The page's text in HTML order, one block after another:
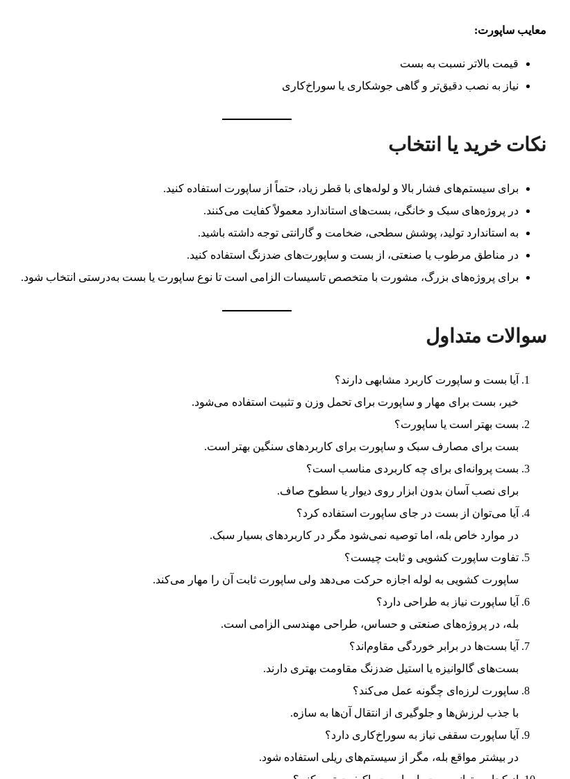
معایب ساپورت:
قیمت بالاتر نسبت به بست
نیاز به نصب دقیق‌تر و گاهی جوشکاری یا سوراخ‌کاری
نکات خرید یا انتخاب
برای سیستم‌های فشار بالا و لوله‌های با قطر زیاد، حتماً از ساپورت استفاده کنید.
در پروژه‌های سبک و خانگی، بست‌های استاندارد معمولاً کفایت می‌کنند.
به استاندارد تولید، پوشش سطحی، ضخامت و گارانتی توجه داشته باشید.
در مناطق مرطوب یا صنعتی، از بست و ساپورت‌های ضدزنگ استفاده کنید.
برای پروژه‌های بزرگ، مشورت با متخصص تاسیسات الزامی است تا نوع ساپورت یا بست به‌درستی انتخاب شود.
سوالات متداول
آیا بست و ساپورت کاربرد مشابهی دارند؟
خیر، بست برای مهار و ساپورت برای تحمل وزن و تثبیت استفاده می‌شود.
بست بهتر است یا ساپورت؟
بست برای مصارف سبک و ساپورت برای کاربردهای سنگین بهتر است.
بست پروانه‌ای برای چه کاربردی مناسب است؟
برای نصب آسان بدون ابزار روی دیوار یا سطوح صاف.
آیا می‌توان از بست در جای ساپورت استفاده کرد؟
در موارد خاص بله، اما توصیه نمی‌شود مگر در کاربردهای بسیار سبک.
تفاوت ساپورت کشویی و ثابت چیست؟
ساپورت کشویی به لوله اجازه حرکت می‌دهد ولی ساپورت ثابت آن را مهار می‌کند.
آیا ساپورت نیاز به طراحی دارد؟
بله، در پروژه‌های صنعتی و حساس، طراحی مهندسی الزامی است.
آیا بست‌ها در برابر خوردگی مقاوم‌اند؟
بست‌های گالوانیزه یا استیل ضدزنگ مقاومت بهتری دارند.
ساپورت لرزه‌ای چگونه عمل می‌کند؟
با جذب لرزش‌ها و جلوگیری از انتقال آن‌ها به سازه.
آیا ساپورت سقفی نیاز به سوراخ‌کاری دارد؟
در بیشتر مواقع بله، مگر از سیستم‌های ریلی استفاده شود.